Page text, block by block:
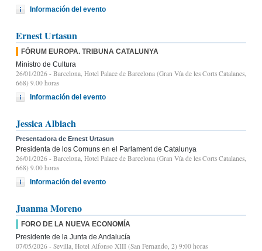
Información del evento
Ernest Urtasun
FÓRUM EUROPA. TRIBUNA CATALUNYA
Ministro de Cultura
26/01/2026 - Barcelona, Hotel Palace de Barcelona (Gran Vía de les Corts Catalanes,
668) 9.00 horas
Información del evento
Jessica Albiach
Presentadora de Ernest Urtasun
Presidenta de los Comuns en el Parlament de Catalunya
26/01/2026 - Barcelona, Hotel Palace de Barcelona (Gran Vía de les Corts Catalanes,
668) 9.00 horas
Información del evento
Juanma Moreno
FORO DE LA NUEVA ECONOMÍA
Presidente de la Junta de Andalucía
07/05/2026 - Sevilla, Hotel Alfonso XIII (San Fernando, 2) 9:00 horas